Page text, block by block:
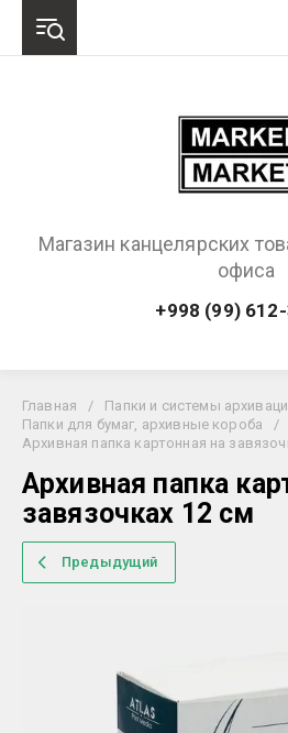
Магазин канцелярских
офиса
+998 (99)
Главная / Папки и системы
Папки для бумаг, архивные короба
/
Архивная папка картонная на
Архивная папка
завязочках 12 см
Предыдущий